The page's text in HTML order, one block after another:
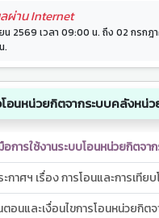
ผ่าน Internet
ยน 2569 เวลา 09:00 น. ถึง 02 กรกฎ
.
อนหน่วยกิตจากระบบคลังหน่
อการใช้งานระบบโอนหน่วยกิตจ
ะกาศฯ เรื่อง การโอนและการเ
ตอนและเงื่อนไขการโอนหน่วยกิต